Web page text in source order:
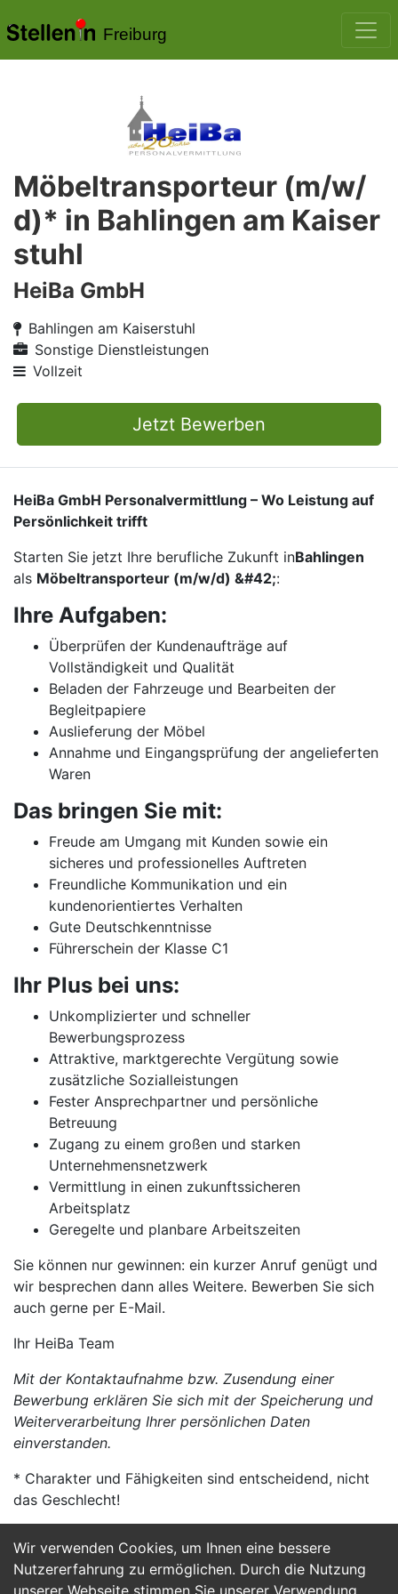
Freiburg
Wir verwenden Cookies, um Ihnen eine bessere
Nutzererfahrung zu ermöglichen. Durch die Nutzung
unserer Webseite stimmen Sie unserer Verwendung
Möbeltransporteur (m/w/
d)* in Bahlingen am Kaiser
stuhl
HeiBa GmbH
Bahlingen am Kaiserstuhl
Sonstige Dienstleistungen
Vollzeit
Jetzt Bewerben
HeiBa GmbH Personalvermittlung – Wo Leistung auf
Persönlichkeit trifft
Starten Sie jetzt Ihre berufliche Zukunft inBahlingen
als Möbeltransporteur (m/w/d) &#42;:
Ihre Aufgaben:
Überprüfen der Kundenaufträge auf
Vollständigkeit und Qualität
Beladen der Fahrzeuge und Bearbeiten der
Begleitpapiere
Auslieferung der Möbel
Annahme und Eingangsprüfung der angelieferten
Waren
Das bringen Sie mit:
Freude am Umgang mit Kunden sowie ein
sicheres und professionelles Auftreten
Freundliche Kommunikation und ein
kundenorientiertes Verhalten
Gute Deutschkenntnisse
Führerschein der Klasse C1
Ihr Plus bei uns:
Unkomplizierter und schneller
Bewerbungsprozess
Attraktive, marktgerechte Vergütung sowie
zusätzliche Sozialleistungen
Fester Ansprechpartner und persönliche
Betreuung
Zugang zu einem großen und starken
Unternehmensnetzwerk
Vermittlung in einen zukunftssicheren
Arbeitsplatz
Geregelte und planbare Arbeitszeiten
Sie können nur gewinnen: ein kurzer Anruf genügt und
wir besprechen dann alles Weitere. Bewerben Sie sich
auch gerne per E-Mail.
Ihr HeiBa Team
Mit der Kontaktaufnahme bzw. Zusendung einer
Bewerbung erklären Sie sich mit der Speicherung und
Weiterverarbeitung Ihrer persönlichen Daten
einverstanden.
* Charakter und Fähigkeiten sind entscheidend, nicht
das Geschlecht!
Jetzt Bewerben